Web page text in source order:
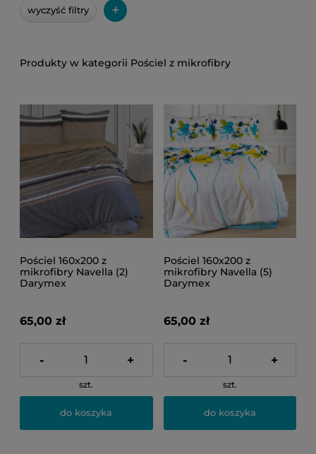
wyczyść filtry +
Pościel z mikrofibry
Pościel 160x200 z
mikrofibry Navella (2)
Darymex
65,00 zł
- +
szt.
do koszyka
Pościel 160x200 z
mikrofibry Navella (5)
Darymex
65,00 zł
- +
szt.
do koszyka